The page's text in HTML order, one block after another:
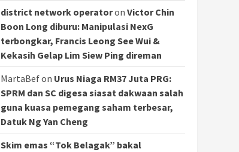
district network operatoron Victor Chin
Boon Long diburu: Manipulasi NexG
terbongkar, Francis Leong See Wui &
Kekasih Gelap Lim Siew Ping direman
MartaBefon Urus Niaga RM37 Juta PRG:
SPRM dan SC digesa siasat dakwaan salah
guna kuasa pemegang saham terbesar,
Datuk Ng Yan Cheng
Skim emas “Tok Belagak” bakal